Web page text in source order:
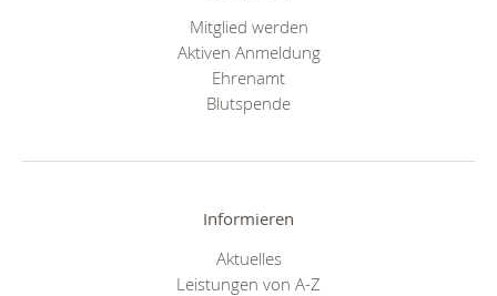
Mitglied werden
Aktiven Anmeldung
Ehrenamt
Blutspende
Informieren
Aktuelles
Leistungen von A-Z